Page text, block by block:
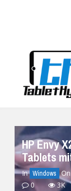
HP Envy
Tablets
In Windows
0
3K